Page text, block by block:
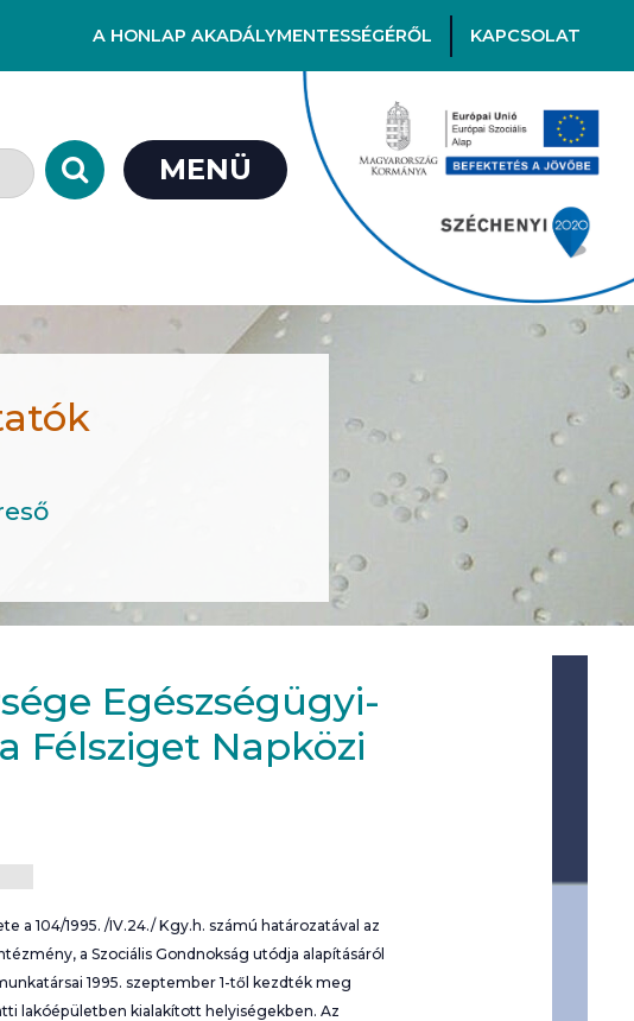
A HONLAP AKADÁLYMENTESSÉGÉRŐL KAPCSOLAT
MENÜ
Egészségügyi-
Félsziget Napközi
a 104/1995. /IV.24./ Kgy.h. számú határozatával az
a Szociális Gondnokság utódja alapításáról
1995. szeptember 1-től kezdték meg
lakóépületben kialakított helyiségekben. Az